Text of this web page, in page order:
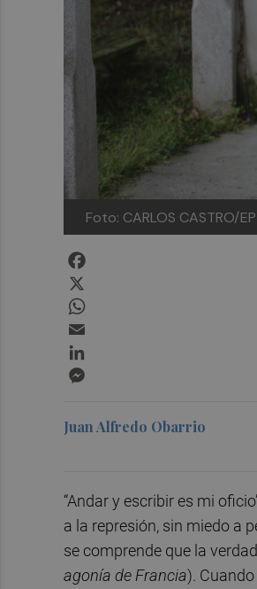
Foto: CARLOS CASTRO/EP
Juan Alfredo Obarrio
“Andar y escribir es mi
a la represión, sin miedo a
se comprende que la
agonía de Francia).